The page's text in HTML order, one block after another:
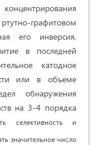
графитовом
его инверсия,
в последней
катодное
или в объеме
обнаружения
на 3-4 порядка
селективность и
значительное число